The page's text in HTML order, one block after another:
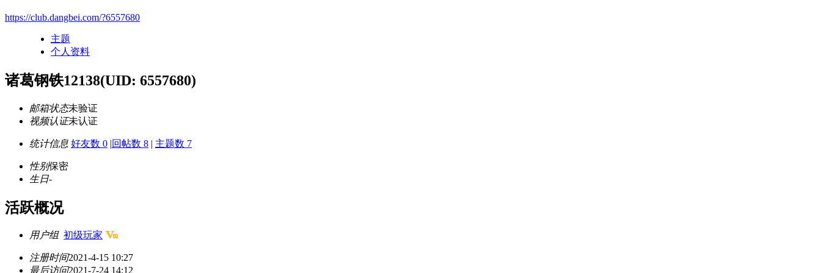
https://club.dangbei.com/?6557680
主题
个人资料
诸葛钢铁12138(UID: 6557680)
邮箱状态未验证
视频认证未认证
统计信息 好友数 0 |回帖数 8 | 主题数 7
性别保密
生日-
活跃概况
用户组 初级玩家
注册时间2021-4-15 10:27
最后访问2021-7-24 14:12